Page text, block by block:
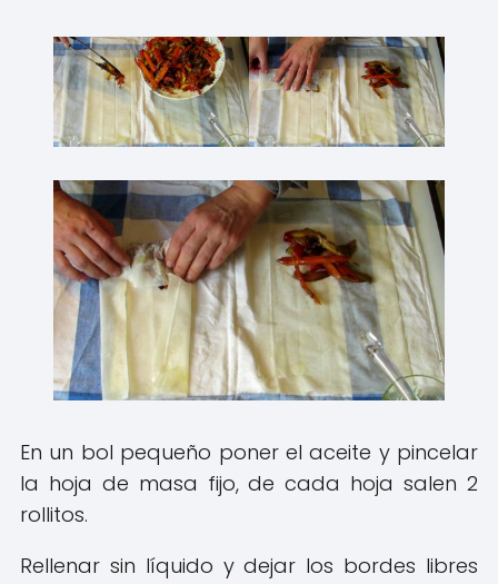
En un bol pequeño poner el aceite y pincelar
la hoja de masa fijo, de cada hoja salen 2
rollitos.
Rellenar sin líquido y dejar los bordes libres